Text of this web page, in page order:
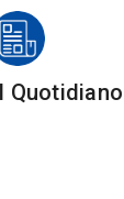
del regime
Quotidiano